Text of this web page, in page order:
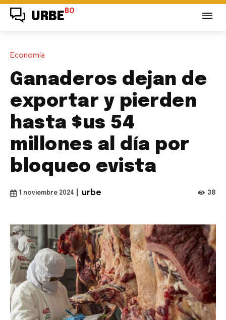
URBE BO
Economía
Ganaderos dejan de
exportar y pierden
hasta $us 54
millones al día por
bloqueo evista
1 noviembre 2024 urbe 38